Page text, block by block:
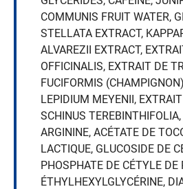
COMMUNIS FRUIT WATER,
STELLATA EXTRACT,
ALVAREZII EXTRACT,
OFFICINALIS, EXTRAIT DE
FUCIFORMIS
LEPIDIUM MEYENII,
SCHINUS
ARGININE, ACÉTATE DE
LACTIQUE, GLUCOSIDE DE
PHOSPHATE DE CÉTYLE DE
ÉTHYLHEXYLGLYCÉRINE,